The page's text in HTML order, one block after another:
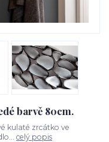
barvě 80cm.
kulaté zrcátko ve
celý popis